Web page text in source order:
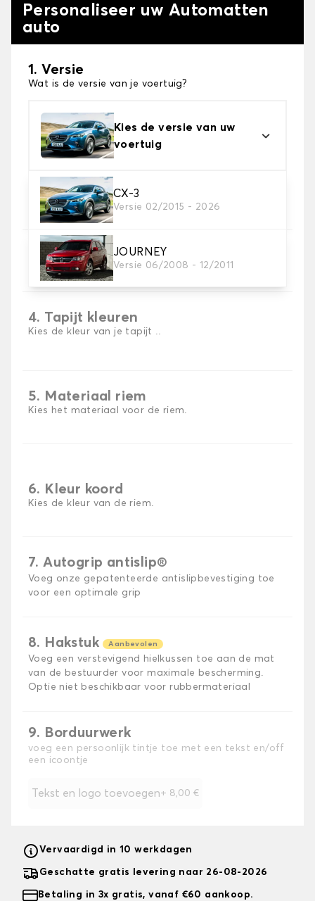
Personaliseer uw Automatten
auto
1. Versie
Wat is de versie van je voertuig?
Kies de versie van uw
voertuig
CX-3
Versie 02/2015 - 2026
JOURNEY
Versie 06/2008 - 12/2011
2. Materiaal
Kies het materiaal van uw automatten
3. Aantal matten
Selecteer het aantal automatten dat je nodig hebt.
4. Tapijt kleuren
Kies de kleur van je tapijt ..
5. Materiaal riem
Kies het materiaal voor de riem.
6. Kleur koord
Kies de kleur van de riem.
7. Autogrip antislip®
Voeg onze gepatenteerde antislipbevestiging toe
voor een optimale grip
8. Hakstuk Aanbevolen
Voeg een verstevigend hielkussen toe aan de mat
van de bestuurder voor maximale bescherming.
Optie niet beschikbaar voor rubbermateriaal
9. Borduurwerk
voeg een persoonlijk tintje toe met een tekst en/off
een icoontje
Tekst en logo toevoegen+ 8,00 €
Vervaardigd in 10 werkdagen
Geschatte gratis levering naar 26-08-2026
Betaling in 3x gratis, vanaf €60 aankoop.